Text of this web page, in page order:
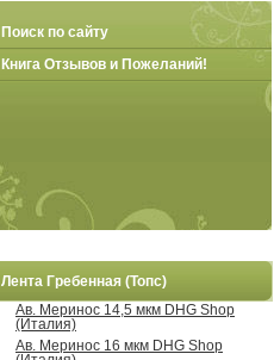
Поиск по сайту
Книга Отзывов и Пожеланий!
Лента Гребенная (Топс)
Ав. Меринос 14,5 мкм DHG Shop
(Италия)
Ав. Меринос 16 мкм DHG Shop